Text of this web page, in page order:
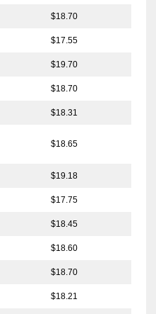
$18.70
$17.55
$19.70
$18.70
$18.31
$18.65
$19.18
$17.75
$18.45
$18.60
$18.70
$18.21